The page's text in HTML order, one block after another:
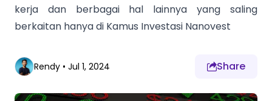
kerja dan berbagai hal lainnya yang saling
berkaitan hanya di Kamus Investasi Nanovest
Rendy • Jul 1, 2024 Share